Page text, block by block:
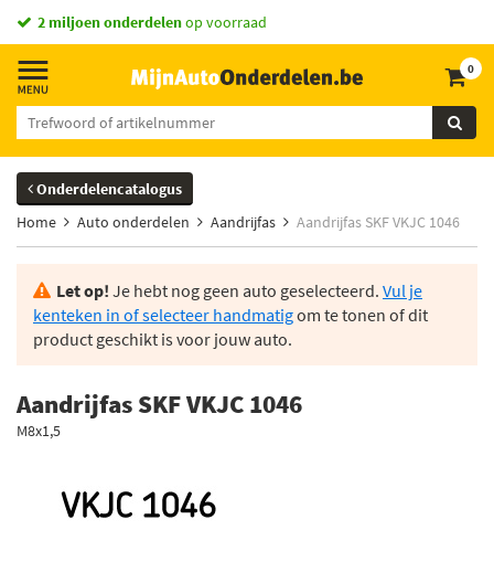
2 miljoen onderdelenop voorraad
0
Onderdelencatalogus
Home
Auto onderdelen Aandrijfas Aandrijfas SKF VKJC 1046
Let op! Je hebt nog geen auto geselecteerd. Vul je
kenteken in of selecteer handmatigom te tonen of dit
product geschikt is voor jouw auto.
Aandrijfas SKF VKJC 1046
M8x1,5